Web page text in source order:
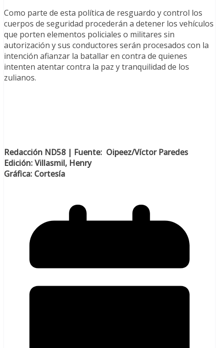
Como parte de esta política de resguardo y control los
cuerpos de seguridad procederán a detener los vehículos
que porten elementos policiales o militares sin
autorización y sus conductores serán procesados con la
intención afianzar la batallar en contra de quienes
intenten atentar contra la paz y tranquilidad de los
zulianos.
Redacción ND58 | Fuente: Oipeez/Víctor Paredes
Edición: Villasmil, Henry
Gráfica: Cortesía